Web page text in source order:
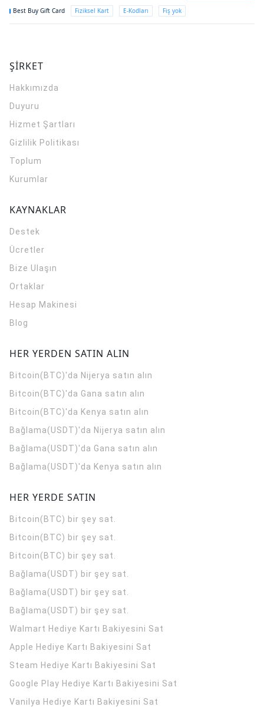
Best Buy Gift Card Fiziksel Kart E-Kodları Fiş yok
ŞİRKET
Hakkımızda
Duyuru
Hizmet Şartları
Gizlilik Politikası
Toplum
Kurumlar
KAYNAKLAR
Destek
Ücretler
Bize Ulaşın
Ortaklar
Hesap Makinesi
Blog
HER YERDEN SATIN ALIN
Bitcoin(BTC)'da Nijerya satın alın
Bitcoin(BTC)'da Gana satın alın
Bitcoin(BTC)'da Kenya satın alın
Bağlama(USDT)'da Nijerya satın alın
Bağlama(USDT)'da Gana satın alın
Bağlama(USDT)'da Kenya satın alın
HER YERDE SATIN
Bitcoin(BTC) bir şey sat.
Bitcoin(BTC) bir şey sat.
Bitcoin(BTC) bir şey sat.
Bağlama(USDT) bir şey sat.
Bağlama(USDT) bir şey sat.
Bağlama(USDT) bir şey sat.
Walmart Hediye Kartı Bakiyesini Sat
Apple Hediye Kartı Bakiyesini Sat
Steam Hediye Kartı Bakiyesini Sat
Google Play Hediye Kartı Bakiyesini Sat
Vanilya Hediye Kartı Bakiyesini Sat